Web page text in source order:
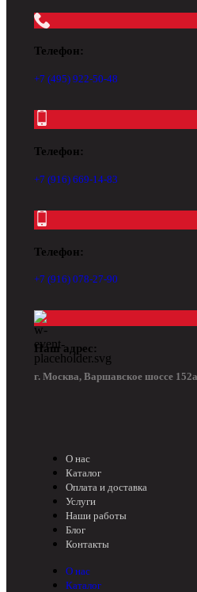
Телефон:
+7 (495) 922-50-48
Телефон:
+7 (916) 669-14-83
Телефон:
+7 (916) 078-27-90
Наш адрес:
г. Москва, Варшавское шоссе
О нас
Каталог
Оплата и доставка
Услуги
Наши работы
Блог
Контакты
О нас
Каталог